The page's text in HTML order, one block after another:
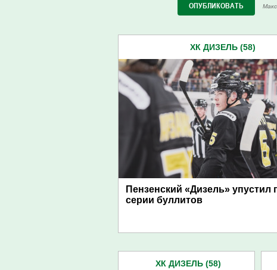
ХК ДИЗЕЛЬ (58)
Пензенский «Дизель» упустил
серии буллитов
ХК ДИЗЕЛЬ (58)